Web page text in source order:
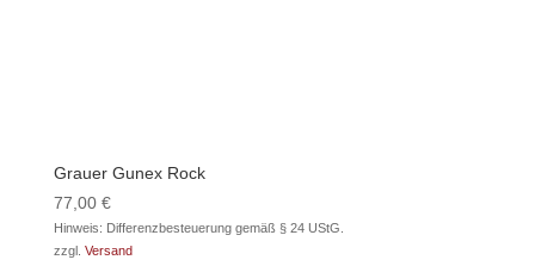
Grauer Gunex Rock
77,00 €
Hinweis: Differenzbesteuerung gemäß § 24 UStG.
zzgl. Versand